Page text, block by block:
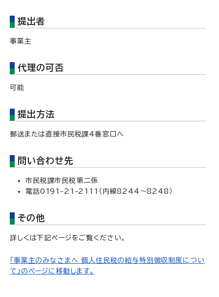
提出者
事業主
代理の可否
可能
提出方法
郵送または直接市民税課4番窓口へ
問い合わせ先
市民税課市民税第二係
電話0191-21-2111（内線8244～8248）
その他
詳しくは下記ページをご覧ください。
「事業主のみなさまへ 個人住民税の給与特別徴収制度につい
て」のページに移動します。